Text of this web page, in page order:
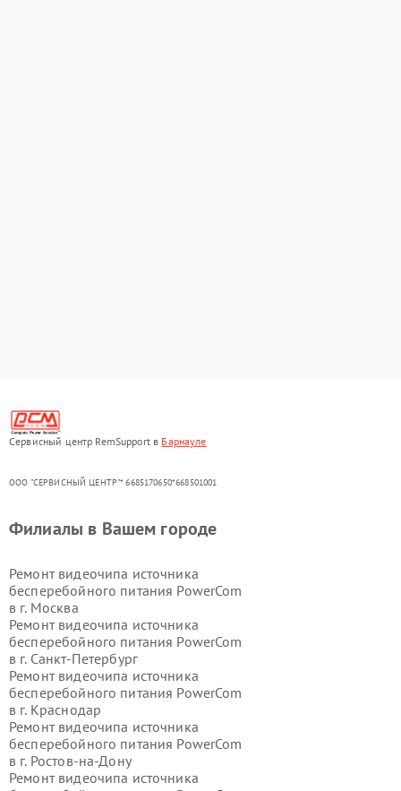
Сервисный центр RemSupport в Барнауле
ООО "СЕРВИСНЫЙ ЦЕНТР"* 6685170650*668501001
Филиалы в Вашем городе
Ремонт видеочипа источника
бесперебойного питания PowerCom
в г. Москва
Ремонт видеочипа источника
бесперебойного питания PowerCom
в г. Санкт-Петербург
Ремонт видеочипа источника
бесперебойного питания PowerCom
в г. Краснодар
Ремонт видеочипа источника
бесперебойного питания PowerCom
в г. Ростов-на-Дону
Ремонт видеочипа источника